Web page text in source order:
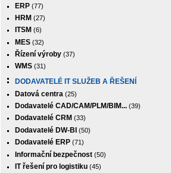
ERP (77)
HRM (27)
ITSM (6)
MES (32)
Řízení výroby (37)
WMS (31)
DODAVATELÉ IT SLUŽEB A ŘEŠENÍ
Datová centra (25)
Dodavatelé CAD/CAM/PLM/BIM... (39)
Dodavatelé CRM (33)
Dodavatelé DW-BI (50)
Dodavatelé ERP (71)
Informační bezpečnost (50)
IT řešení pro logistiku (45)